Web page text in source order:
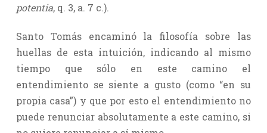
potentia, q. 3, a. 7 c.).
Santo Tomás encaminó la filosofía sobre las
huellas de esta intuición, indicando al mismo
tiempo que sólo en este camino el
entendimiento se siente a gusto (como “en su
propia casa”) y que por esto el entendimiento no
puede renunciar absolutamente a este camino, si